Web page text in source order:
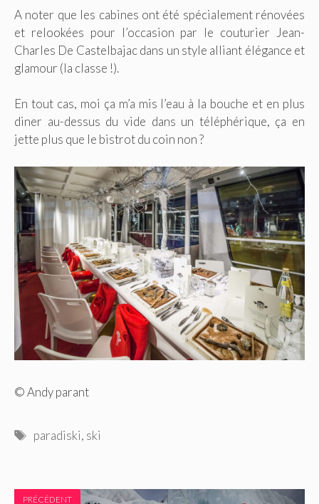
A noter que les cabines ont été spécialement rénovées
et relookées pour l’occasion par le couturier Jean-
Charles De Castelbajac dans un style alliant élégance et
glamour (la classe !).
En tout cas, moi ça m’a mis l’eau à la bouche et en plus
diner au-dessus du vide dans un téléphérique, ça en
jette plus que le bistrot du coin non ?
© Andy parant
Étiquettes
paradiski, ski
PRÉCÉDENT